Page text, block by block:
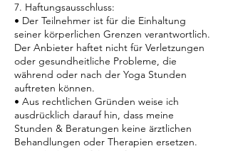
7. Haftungsausschluss:
• Der Teilnehmer ist für die Einhaltung
seiner körperlichen Grenzen verantwortlich.
Der Anbieter haftet nicht für Verletzungen
oder gesundheitliche Probleme, die
während oder nach der Yoga Stunden
auftreten können.
• Aus rechtlichen Gründen weise ich
ausdrücklich darauf hin, dass meine
Stunden & Beratungen keine ärztlichen
Behandlungen oder Therapien ersetzen.